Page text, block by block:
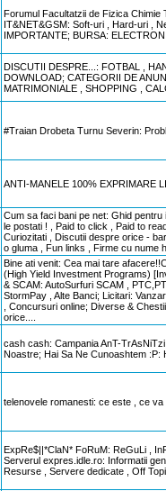
Forumul Facultatzii de Fizica Chimie
IT&NET&GSM: Soft-uri , Hard-uri ,
IMPORTANTE; BURSA:
DISCUTII DESPRE...: FOTBAL ,
DOWNLOAD; CATEGORII DE
MATRIMONIALE , SHOPPING ,
#Traian Drobeta Turnu Severin:
ANTI-MANELE 100% EXPRIMARE
Cum sa faci bani pe net: Ghid
le postati ! , Paid to click , Paid to
Curiozitati , Discutii despre orice -
o gluma , Fun links , Firme cu nume
Bine ati venit: Cea mai tare
(High Yield Investment Programs)
& SCAM: AutoSurfuri SCAM ,
StormPay , Alte Banci; Licitari:
, Concursuri online; Diverse &
orice....
cash cash: Campania AnT-
Noastre; Hai Sa Ne Cunoashtem
telenovele romanesti: ce este , ce
ExpRe$||*ClaN* FoRuM: ReGuLi ,
Serverul expres.idle.ro: Informatii
Resurse , Servere dedicate , Off